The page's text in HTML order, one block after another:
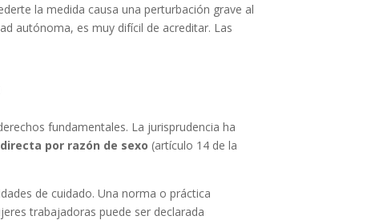
la medida causa una perturbación grave al
autónoma, es muy difícil de acreditar. Las
fundamentales. La jurisprudencia ha
por razón de sexo (artículo 14 de la
de cuidado. Una norma o práctica
trabajadoras puede ser declarada